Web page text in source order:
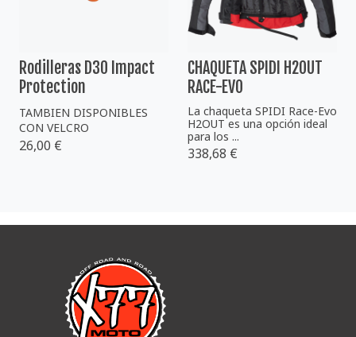
Rodilleras D30 Impact
Protection
TAMBIEN DISPONIBLES
CON VELCRO
26,00 €
CHAQUETA SPIDI H2OUT
RACE-EVO
La chaqueta SPIDI Race-Evo
H2OUT es una opción ideal
para los ...
338,68 €